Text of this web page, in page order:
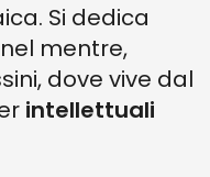
Si dedica
mentre,
dove vive dal
intellettuali